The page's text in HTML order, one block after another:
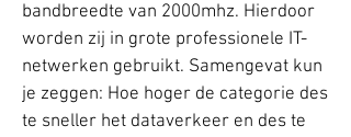
bandbreedte van 2000mhz. Hierdoor
worden zij in grote professionele IT-
netwerken gebruikt. Samengevat kun
je zeggen: Hoe hoger de categorie des
te sneller het dataverkeer en des te